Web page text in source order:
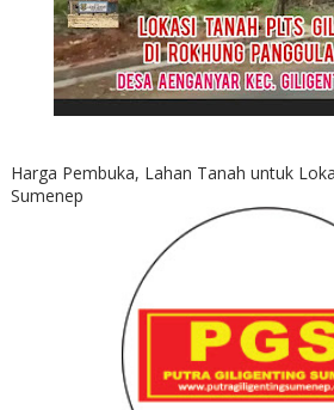
Harga Pembuka, Lahan Tanah untuk
Sumenep